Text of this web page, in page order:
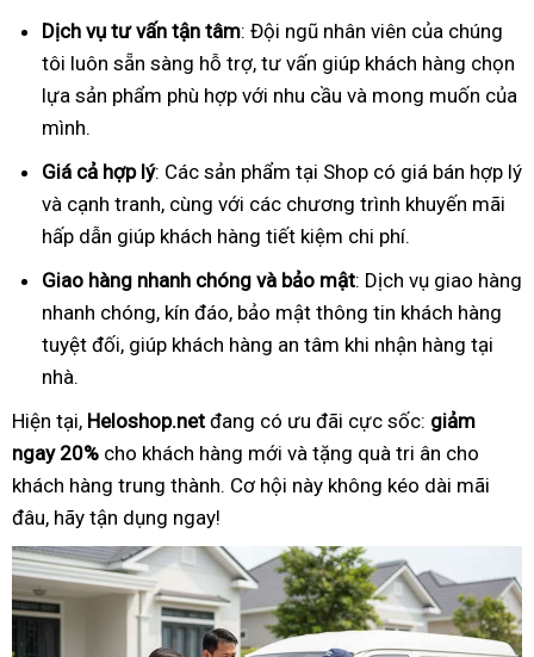
Dịch vụ tư vấn tận tâm: Đội ngũ nhân viên của chúng
tôi luôn sẵn sàng hỗ trợ, tư vấn giúp khách hàng chọn
lựa sản phẩm phù hợp với nhu cầu và mong muốn của
mình.
Giá cả hợp lý: Các sản phẩm tại Shop có giá bán hợp lý
và cạnh tranh, cùng với các chương trình khuyến mãi
hấp dẫn giúp khách hàng tiết kiệm chi phí.
Giao hàng nhanh chóng và bảo mật: Dịch vụ giao hàng
nhanh chóng, kín đáo, bảo mật thông tin khách hàng
tuyệt đối, giúp khách hàng an tâm khi nhận hàng tại
nhà.
Hiện tại, Heloshop.net đang có ưu đãi cực sốc: giảm
ngay 20% cho khách hàng mới và tặng quà tri ân cho
khách hàng trung thành. Cơ hội này không kéo dài mãi
đâu, hãy tận dụng ngay!